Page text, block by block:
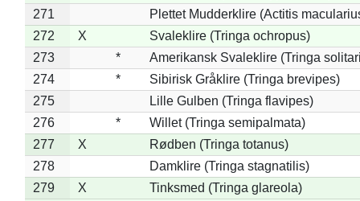
271
Plettet Mudderklire (Actitis
272
X
Svaleklire (Tringa ochropus)
273
*
Amerikansk Svaleklire (Tringa
274
*
Sibirisk Gråklire (Tringa brevipes)
275
Lille Gulben (Tringa flavipes)
276
*
Willet (Tringa semipalmata)
277
X
Rødben (Tringa totanus)
278
Damklire (Tringa stagnatilis)
279
X
Tinksmed (Tringa glareola)